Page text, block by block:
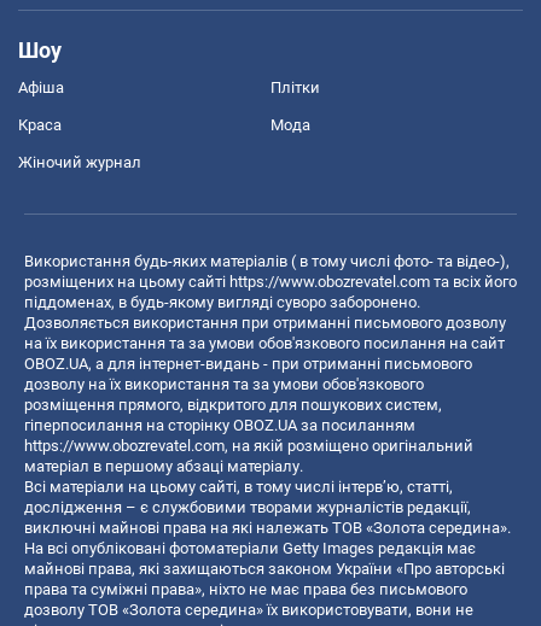
Шоу
Афіша Плітки
Краса Мода
Жіночий журнал
Використання будь-яких матеріалів ( в тому числі фото- та відео-),
розміщених на цьому сайті https://www.obozrevatel.com та всіх його
піддоменах, в будь-якому вигляді суворо заборонено.
Дозволяється використання при отриманні письмового дозволу
на їх використання та за умови обов'язкового посилання на сайт
OBOZ.UA, а для інтернет-видань - при отриманні письмового
дозволу на їх використання та за умови обов'язкового
розміщення прямого, відкритого для пошукових систем,
гіперпосилання на сторінку OBOZ.UA за посиланням
https://www.obozrevatel.com, на якій розміщено оригінальний
матеріал в першому абзаці матеріалу.
Всі матеріали на цьому сайті, в тому числі інтерв’ю, статті,
дослідження – є службовими творами журналістів редакції,
виключні майнові права на які належать ТОВ «Золота середина».
На всі опубліковані фотоматеріали Getty Images редакція має
майнові права, які захищаються законом України «Про авторські
права та суміжні права», ніхто не має права без письмового
дозволу ТОВ «Золота середина» їх використовувати, вони не